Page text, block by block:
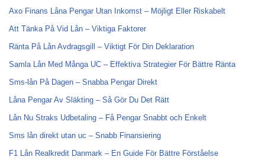
Axo Finans Låna Pengar Utan Inkomst – Möjligt Eller Riskabelt
Att Tänka På Vid Lån – Viktiga Faktorer
Ränta På Lån Avdragsgill – Viktigt För Din Deklaration
Samla Lån Med Många UC – Effektiva Strategier För Bättre Ränta
Sms-lån På Dagen – Snabba Pengar Direkt
Låna Pengar Av Släkting – Så Gör Du Det Rätt
Lån Nu Straks Udbetaling – Få Pengar Snabbt och Enkelt
Sms lån direkt utan uc – Snabb Finansiering
F1 Lån Realkredit Danmark – En Guide För Bättre Förståelse